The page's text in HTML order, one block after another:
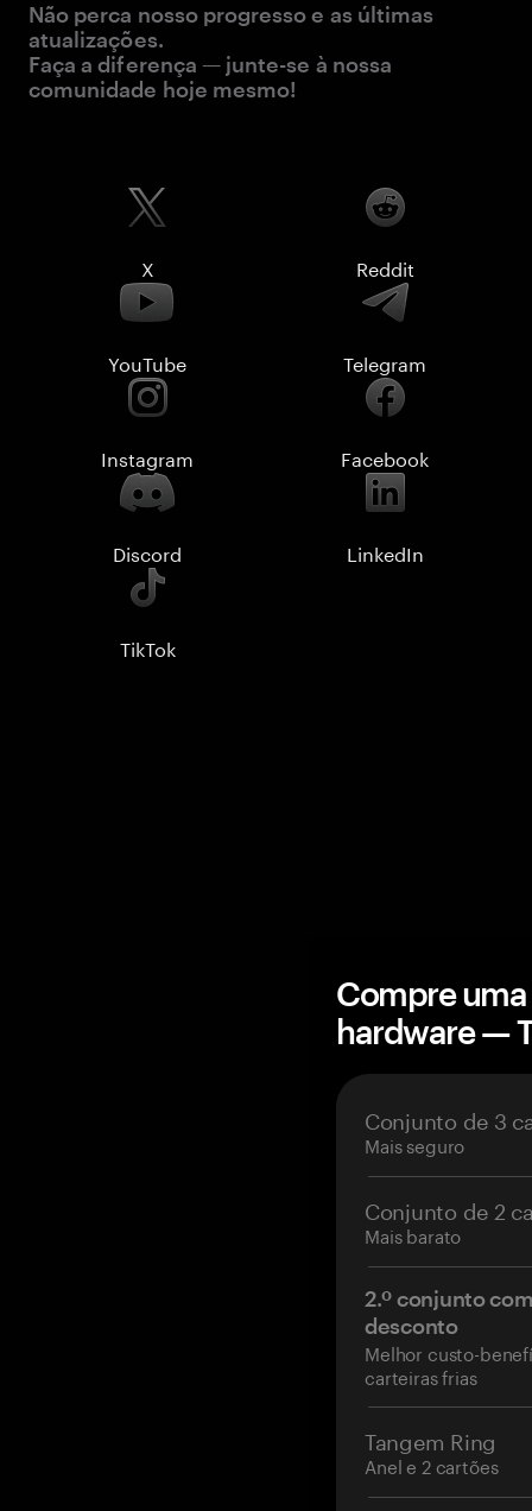
Não perca nosso progresso e as últimas
atualizações.
Faça a diferença — junte-se à nossa
comunidade hoje mesmo!
X Reddit
YouTube Telegram
Instagram Facebook
Discord LinkedIn
TikTok
Compre
hardware —
Conjunto de 3
Mais seguro
Conjunto de 2
Mais barato
2.º conjunto
desconto
Melhor custo-
carteiras frias
Tangem Ring
Anel e 2 cartões